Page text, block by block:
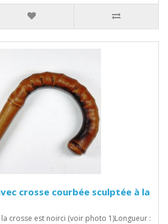
crosse courbée sculptée à la
crosse est noirci (voir photo 1)Longueur :